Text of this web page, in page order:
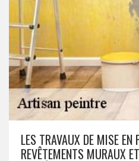
LES TRAVAUX DE MISE EN
REVÊTEMENTS MURAUX